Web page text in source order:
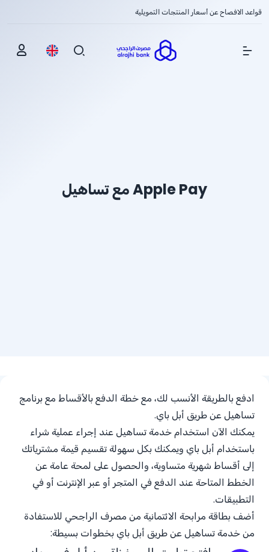
قواعد الافصاح عن أسعار المنتجات التمويلية
Show Menu
Apple Pay مع تساهيل
ادفع بالطريقة الأنسب لك، مع خطة الدفع بالأقساط مع برنامج
تساهيل عن طريق أبل باي.
يمكنك الآن استخدام خدمة تساهيل عند إجراء عملية شراء
باستخدام أبل باي ويمكنك بكل سهولة تقسيم قيمة مشترياتك
إلى أقساط شهرية متساوية، والحصول على لمحة عامة عن
الخطط المتاحة عند الدفع في المتجر أو عبر الإنترنت أو في
التطبيقات.
أضف بطاقة مرابحة الائتمانية من مصرف الراجحي للاستفادة
من خدمة تساهيل عن طريق أبل باي بخطوات بسيطة: